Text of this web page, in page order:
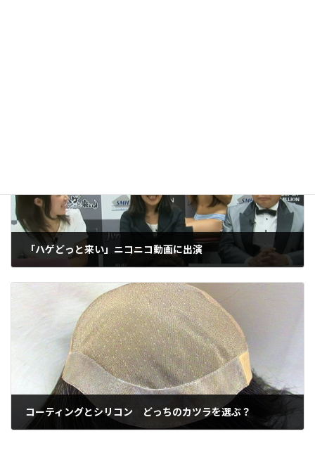
「ハゲどっと来い」ニコニコ動画に出演
コーティングとシリコン どっちのカツラを選ぶ？